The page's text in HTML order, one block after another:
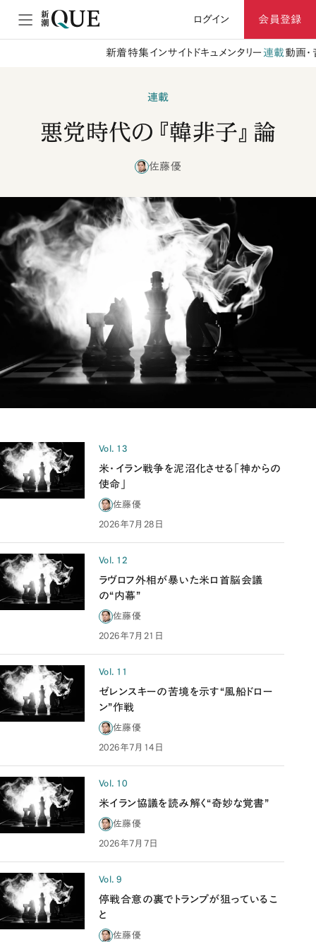
ログイン 会員登録
新着特集 インサイト ドキュメンタリー 連載動画
連載
悪党時代の『韓非子』論
佐藤優
Vol. 13
米・イラン戦争を泥沼化させる「神からの
使命」
佐藤優
2026年7月28日
Vol. 12
ラヴロフ外相が暴いた米ロ首脳会議
の“内幕”
佐藤優
2026年7月21日
Vol. 11
ゼレンスキーの苦境を示す“風船ドロー
ン”作戦
佐藤優
2026年7月14日
Vol. 10
米イラン協議を読み解く“奇妙な覚書”
佐藤優
2026年7月7日
Vol. 9
停戦合意の裏でトランプが狙っているこ
と
佐藤優